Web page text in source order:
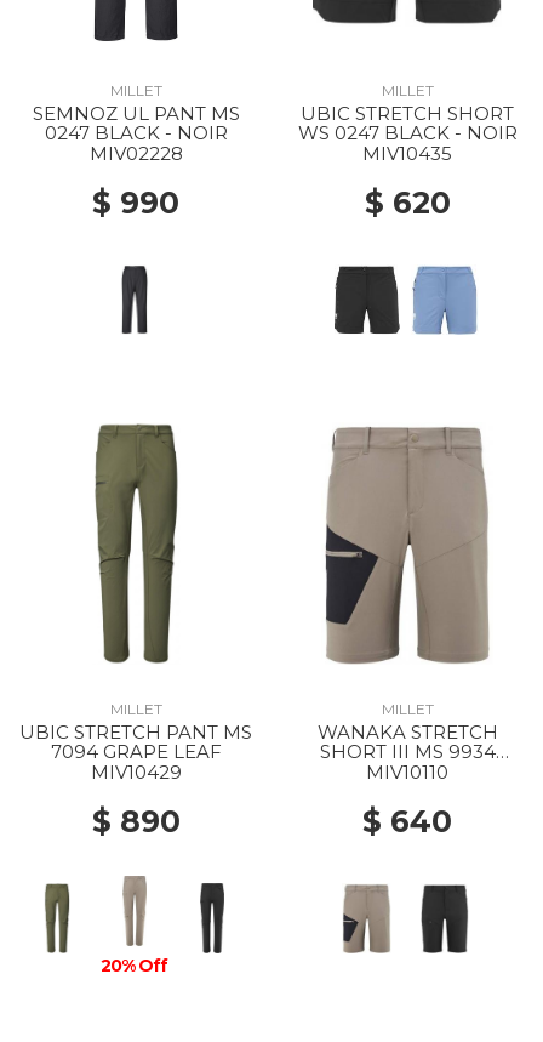
MILLET
SEMNOZ UL PANT MS
0247 BLACK - NOIR
MIV02228
$ 990
MILLET
UBIC STRETCH SHORT
WS 0247 BLACK - NOIR
MIV10435
$ 620
MILLET
UBIC STRETCH PANT MS
7094 GRAPE LEAF
MIV10429
$ 890
20% Off
MILLET
WANAKA STRETCH
SHORT III MS 9934
DORITE/BLACK
MIV10110
$ 640